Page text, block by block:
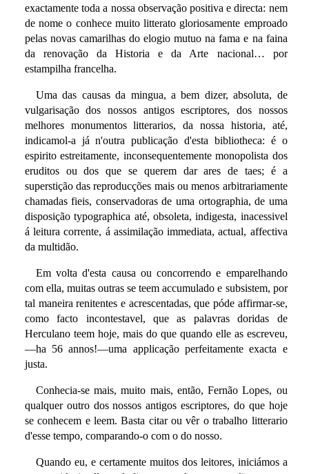
exactamente toda a nossa observação positiva e directa: nem
de nome o conhece muito litterato gloriosamente emproado
pelas novas camarilhas do elogio mutuo na fama e na faina
da renovação da Historia e da Arte nacional… por
estampilha francelha.
Uma das causas da mingua, a bem dizer, absoluta, de
vulgarisação dos nossos antigos escriptores, dos nossos
melhores monumentos litterarios, da nossa historia, até,
indicamol-a já n'outra publicação d'esta bibliotheca: é o
espirito estreitamente, inconsequentemente monopolista dos
eruditos ou dos que se querem dar ares de taes; é a
superstição das reproducções mais ou menos arbitrariamente
chamadas fieis, conservadoras de uma ortographia, de uma
disposição typographica até, obsoleta, indigesta, inacessivel
á leitura corrente, á assimilação immediata, actual, affectiva
da multidão.
Em volta d'esta causa ou concorrendo e emparelhando
com ella, muitas outras se teem accumulado e subsistem, por
tal maneira renitentes e acrescentadas, que póde affirmar-se,
como facto incontestavel, que as palavras doridas de
Herculano teem hoje, mais do que quando elle as escreveu,
—ha 56 annos!—uma applicação perfeitamente exacta e
justa.
Conhecia-se mais, muito mais, então, Fernão Lopes, ou
qualquer outro dos nossos antigos escriptores, do que hoje
se conhecem e leem. Basta citar ou vêr o trabalho litterario
d'esse tempo, comparando-o com o do nosso.
Quando eu, e certamente muitos dos leitores, iniciámos a